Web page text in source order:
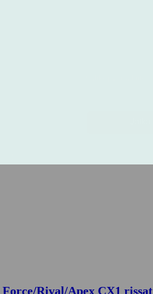
2x10/11
Rival/Apex CX1 rissat